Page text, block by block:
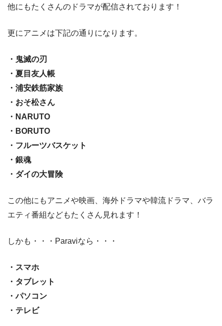
他にもたくさんのドラマが配信されております！
更にアニメは下記の通りになります。
・鬼滅の刃
・夏目友人帳
・浦安鉄筋家族
・おそ松さん
・NARUTO
・BORUTO
・フルーツバスケット
・銀魂
・ダイの大冒険
この他にもアニメや映画、海外ドラマや韓流ドラマ、バラ
エティ番組などもたくさん見れます！
しかも・・・Paraviなら・・・
・スマホ
・タブレット
・パソコン
・テレビ